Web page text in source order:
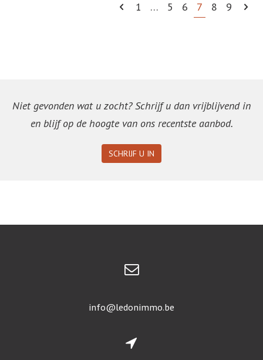
1 … 5 6 7 8 9
Niet gevonden wat u zocht? Schrijf u dan vrijblijvend in
en blijf op de hoogte van ons recentste aanbod.
SCHRIJF U IN
info@ledonimmo.be